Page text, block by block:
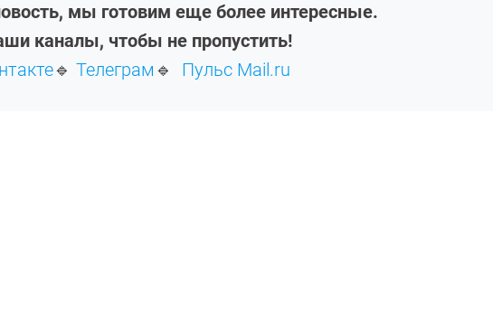
мы готовим еще более интересные.
каналы, чтобы не пропустить!
🔹 Телеграм 🔹 Пульс Mail.ru